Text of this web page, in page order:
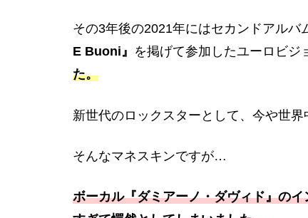
その3年後の2021年にはセカンドアルバ
E Buoni』 を掲げて参加したユーロビジ
た。
新世代のロックスターとして、今や世
そんなマネスキンですが…
ボーカル『ダミアーノ・ダヴィド』の